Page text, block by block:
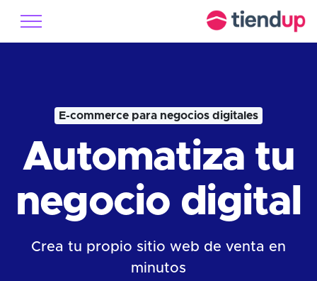
E-commerce para negocios digitales
Automatiza tu
negocio digital
Crea tu propio sitio web de venta en
minutos